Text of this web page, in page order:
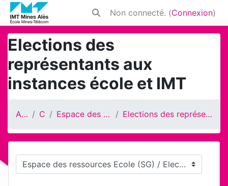
Passer au contenu principal
Activer/désactiver la saisie de
Non connecté. (Connexion)
Elections des
représentants aux
instances école et IMT
Accueil Cours Espace des ressources Ecole (SG) Elections des représentants aux instances école et IMT
Catégories de cours